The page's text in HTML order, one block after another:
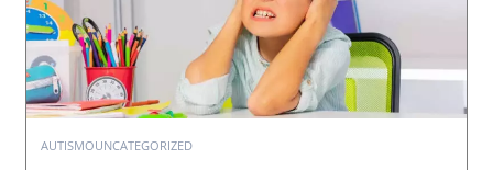
AUTISMOUNCATEGORIZED